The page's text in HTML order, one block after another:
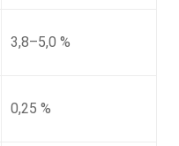
3,8–5,0 %
0,25 %